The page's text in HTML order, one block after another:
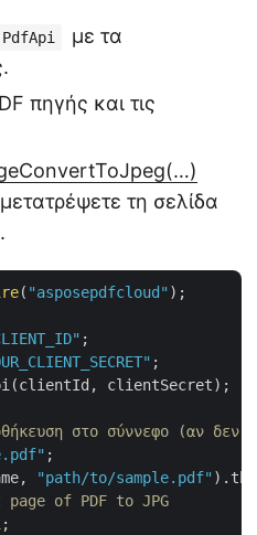
PdfApi
με τα
πηγής και τις
τη σελίδα
( "asposepdfcloud" );
clientSecret);
στο σύννεφο (αν δεν
;
"path/to/sample.pdf"
of PDF to JPG
;